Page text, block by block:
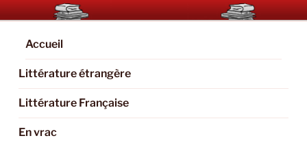
Aller
au
contenu
principal
BOOKAHOLIC.PARIS
Blog Littéraire et Culturel
Accueil
Littérature étrangère
Littérature Française
En vrac